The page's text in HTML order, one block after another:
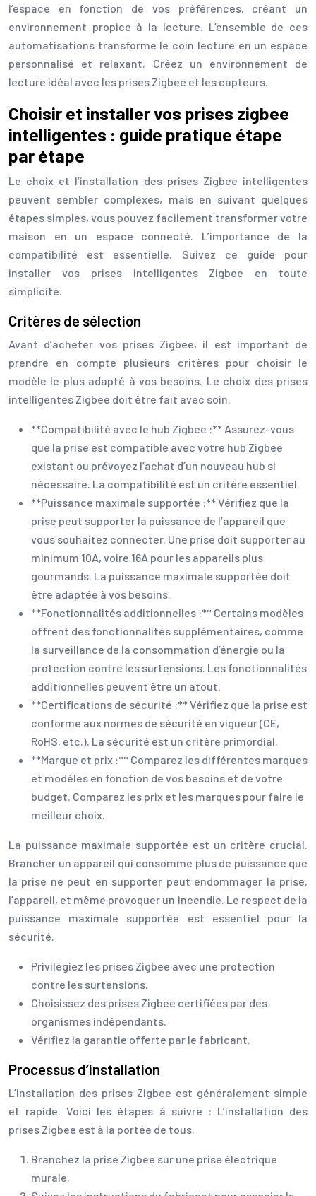
l’espace en fonction de vos préférences, créant un
environnement propice à la lecture. L’ensemble de ces
automatisations transforme le coin lecture en un espace
personnalisé et relaxant. Créez un environnement de
lecture idéal avec les prises Zigbee et les capteurs.
Choisir et installer vos prises zigbee
intelligentes : guide pratique étape
par étape
Le choix et l’installation des prises Zigbee intelligentes
peuvent sembler complexes, mais en suivant quelques
étapes simples, vous pouvez facilement transformer votre
maison en un espace connecté. L’importance de la
compatibilité est essentielle. Suivez ce guide pour
installer vos prises intelligentes Zigbee en toute
simplicité.
Critères de sélection
Avant d’acheter vos prises Zigbee, il est important de
prendre en compte plusieurs critères pour choisir le
modèle le plus adapté à vos besoins. Le choix des prises
intelligentes Zigbee doit être fait avec soin.
**Compatibilité avec le hub Zigbee :** Assurez-vous
que la prise est compatible avec votre hub Zigbee
existant ou prévoyez l’achat d’un nouveau hub si
nécessaire. La compatibilité est un critère essentiel.
**Puissance maximale supportée :** Vérifiez que la
prise peut supporter la puissance de l’appareil que
vous souhaitez connecter. Une prise doit supporter au
minimum 10A, voire 16A pour les appareils plus
gourmands. La puissance maximale supportée doit
être adaptée à vos besoins.
**Fonctionnalités additionnelles :** Certains modèles
offrent des fonctionnalités supplémentaires, comme
la surveillance de la consommation d’énergie ou la
protection contre les surtensions. Les fonctionnalités
additionnelles peuvent être un atout.
**Certifications de sécurité :** Vérifiez que la prise est
conforme aux normes de sécurité en vigueur (CE,
RoHS, etc.). La sécurité est un critère primordial.
**Marque et prix :** Comparez les différentes marques
et modèles en fonction de vos besoins et de votre
budget. Comparez les prix et les marques pour faire le
meilleur choix.
La puissance maximale supportée est un critère crucial.
Brancher un appareil qui consomme plus de puissance que
la prise ne peut en supporter peut endommager la prise,
l’appareil, et même provoquer un incendie. Le respect de la
puissance maximale supportée est essentiel pour la
sécurité.
Privilégiez les prises Zigbee avec une protection
contre les surtensions.
Choisissez des prises Zigbee certifiées par des
organismes indépendants.
Vérifiez la garantie offerte par le fabricant.
Processus d’installation
L’installation des prises Zigbee est généralement simple
et rapide. Voici les étapes à suivre : L’installation des
prises Zigbee est à la portée de tous.
Branchez la prise Zigbee sur une prise électrique
murale.